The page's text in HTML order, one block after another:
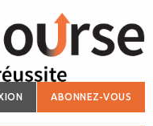
ABONNEZ-VOUS